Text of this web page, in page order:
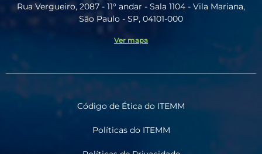
Rua Vergueiro, 2087 - 11° andar - Sala 1104 - Vila Mariana,
São Paulo - SP, 04101-000
Ver mapa
Código de Ética do ITEMM
Políticas do ITEMM